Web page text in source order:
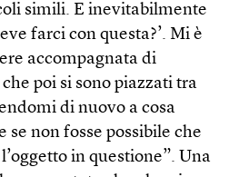
simili. E inevitabilmente
farci con questa?’. Mi è
accompagnata di
poi si sono piazzati tra
di nuovo a cosa
se non fosse possibile che
in questione”. Una